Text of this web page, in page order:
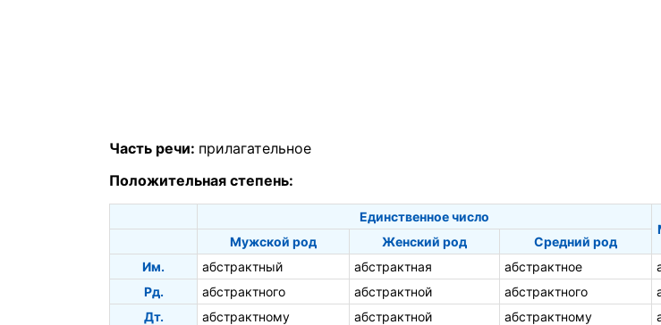
Часть речи: прилагательное
Положительная степень:
Единственное число
Мужской род
Женский род
Средний род
Им.
абстрактный абстрактная абстрактное
Рд.
абстрактного абстрактной абстрактного
Дт.
абстрактному абстрактной абстрактному